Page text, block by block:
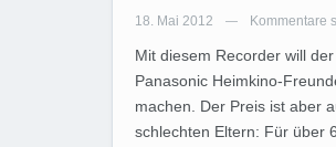
18. Mai 2012 — Kommentare
Mit diesem Recorder will
Panasonic Heimkino-
machen. Der Preis ist aber
schlechten Eltern: Für über